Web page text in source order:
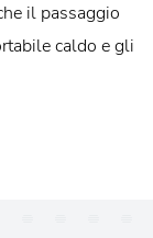
il passaggio
caldo e gli